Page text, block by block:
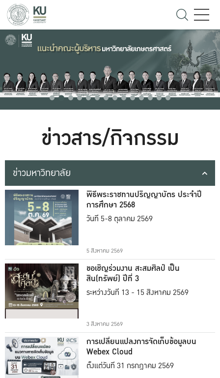
ข่าวสาร/กิจกรรม
ข่าวมหาวิทยาลัย
พิธีพระราชทานปริญญาบัตร ประจำปี
การศึกษา 2568
วันที่ 5-8 ตุลาคม 2569
5 สิงหาคม 2569
ขอเชิญร่วมงาน สะสมศิลป์ เป็น
สิน(ทรัพย์) ปีที่ 3
ระหว่างวันที่ 13 - 15 สิงหาคม 2569
3 สิงหาคม 2569
การเปลี่ยนแปลงการจัดเก็บข้อมูลบน
Webex Cloud
ตั้งแต่วันที่ 31 กรกฎาคม 2569